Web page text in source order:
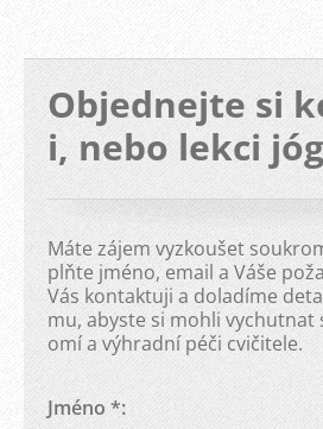
Objednejte si
i, nebo lekci
Máte zájem vyzkoušet
plňte jméno, email a Váše
Vás kontaktuji a doladíme
mu, abyste si mohli vychutnat
omí a výhradní péči cvičitele.
Jméno *: